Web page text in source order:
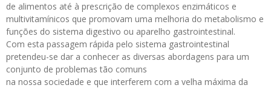
de alimentos até à prescrição de complexos enzimáticos e
multivitamínicos que promovam uma melhoria do metabolismo e
funções do sistema digestivo ou aparelho gastrointestinal.
Com esta passagem rápida pelo sistema gastrointestinal
pretendeu-se dar a conhecer as diversas abordagens para um
conjunto de problemas tão comuns
na nossa sociedade e que interferem com a velha máxima da